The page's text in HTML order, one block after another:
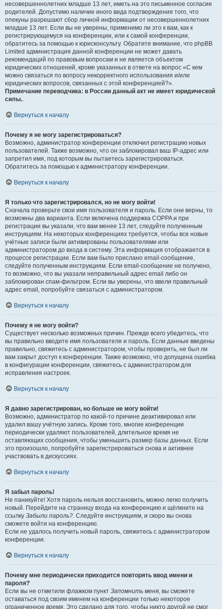
несовершеннолетних младше 13 лет, иметь на это письменное согласие
родителей. Допустимо наличие иного вида подтверждения того, что
опекуны разрешают сбор личной информации от несовершеннолетних
младше 13 лет. Если вы не уверены, применимо ли это к вам, как к
регистрирующемуся на конференции, или к самой конференции,
обратитесь за помощью к юрисконсульту. Обратите внимание, что phpBB
Limited администрация данной конференции не может давать
рекомендаций по правовым вопросам и не является объектом
юридических отношений, кроме указанных в ответе на вопрос «С кем
можно связаться по вопросу некорректного использования и/или
юридических вопросов, связанных с этой конференцией?».
Примечание переводчика: в России данный акт не имеет юридической
силы..
Вернуться к началу
Почему я не могу зарегистрироваться?
Возможно, администратор конференции отключил регистрацию новых
пользователей. Также возможно, что он заблокировал ваш IP-адрес или
запретил имя, под которым вы пытаетесь зарегистрироваться.
Обратитесь за помощью к администратору конференции.
Вернуться к началу
Я только что зарегистрировался, но не могу войти!
Сначала проверьте свои имя пользователя и пароль. Если они верны, то
возможны два варианта. Если включена поддержка COPPA и при
регистрации вы указали, что вам менее 13 лет, следуйте полученным
инструкциям. На некоторых конференциях требуется, чтобы все новые
учётные записи были активированы пользователями или
администратором до входа в систему. Эта информация отображается в
процессе регистрации. Если вам было прислано email-сообщение,
следуйте полученным инструкциям. Если email-сообщение не получено,
то возможно, что вы указали неправильный адрес email либо он
заблокирован спам-фильтром. Если вы уверены, что ввели правильный
адрес email, попробуйте связаться с администратором.
Вернуться к началу
Почему я не могу войти?
Существует несколько возможных причин. Прежде всего убедитесь, что
вы правильно вводите имя пользователя и пароль. Если данные введены
правильно, свяжитесь с администратором, чтобы проверить, не был ли
вам закрыт доступ к конференции. Также возможно, что допущена ошибка
в конфигурации конференции, свяжитесь с администратором для
исправления настроек.
Вернуться к началу
Я давно зарегистрирован, но больше не могу войти!
Возможно, администратор по какой-то причине деактивировал или
удалил вашу учётную запись. Кроме того, многие конференции
периодически удаляют пользователей, длительное время не
оставляющих сообщения, чтобы уменьшить размер базы данных. Если
это произошло, попробуйте зарегистрироваться снова и активнее
участвовать в дискуссиях.
Вернуться к началу
Я забыл пароль!
Не паникуйте! Хотя пароль нельзя восстановить, можно легко получить
новый. Перейдите на страницу входа на конференцию и щёлкните на
ссылку Забыли пароль?. Следуйте инструкциям, и скоро вы снова
сможете войти на конференцию.
Если не удалось получить новый пароль, свяжитесь с администратором
конференции.
Вернуться к началу
Почему мне периодически приходится повторять ввод имени и
пароля?
Если вы не отметили флажком пункт Запомнить меня, вы сможете
оставаться под своим именем на конференции только некоторое
ограниченное время. Это сделано для того, чтобы никто другой не смог